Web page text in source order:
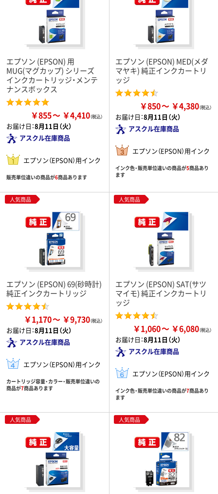
エプソン (EPSON) 用
MUG(マグカップ) シリーズ
インクカートリッジ・メンテ
ナンスボックス
￥855 ￥4,410
お届け日：8月11日（火）
アスクル在庫商品
エプソン（EPSON）用インク
販売単位違いの商品が6商品あります
エプソン (EPSON) MED(メダ
マヤキ) 純正インクカートリ
ッジ
￥850 ￥4,380
お届け日：8月11日（火）
アスクル在庫商品
エプソン（EPSON）用インク
インク色・販売単位違いの商品が5商品あり
ます
人気商品
エプソン (EPSON) 69(砂時計)
純正インクカートリッジ
￥1,170 ￥9,730
お届け日：8月11日（火）
アスクル在庫商品
エプソン（EPSON）用インク
カートリッジ容量・カラー・販売単位違いの
商品が7商品あります
人気商品
エプソン (EPSON) SAT(サツ
マイモ) 純正インクカートリ
ッジ
￥1,060 ￥6,080
お届け日：8月11日（火）
アスクル在庫商品
エプソン（EPSON）用インク
インク色・販売単位違いの商品が7商品あり
ます
人気商品 人気商品